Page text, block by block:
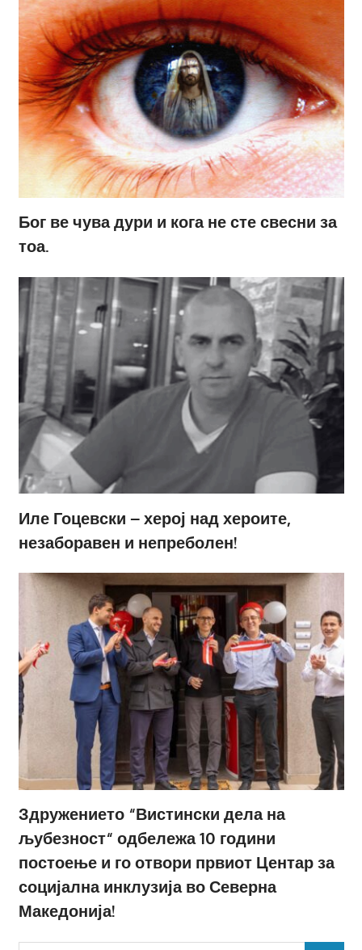
Бог ве чува дури и кога не сте свесни за
тоа.
Иле Гоцевски – херој над хероите,
незаборавен и непреболен!
Здружението “Вистински дела на
љубезност“ одбележа 10 години
постоење и го отвори првиот Центар за
социјална инклузија во Северна
Македонија!